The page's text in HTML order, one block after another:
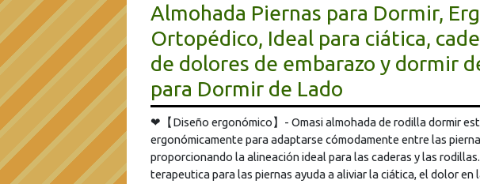
Almohada Piernas para Dormir,
Ortopédico, Ideal para ciática,
de dolores de embarazo y dormir
para Dormir de Lado
❤【Diseño ergonómico】- Omasi almohada de rodilla dormir
ergonómicamente para adaptarse cómodamente entre las
proporcionando la alineación ideal para las caderas y las
terapeutica para las piernas ayuda a aliviar la ciática, el dolor en